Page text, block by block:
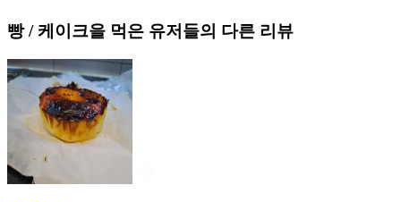
빵 / 케이크을 먹은 유저들의 다른 리뷰